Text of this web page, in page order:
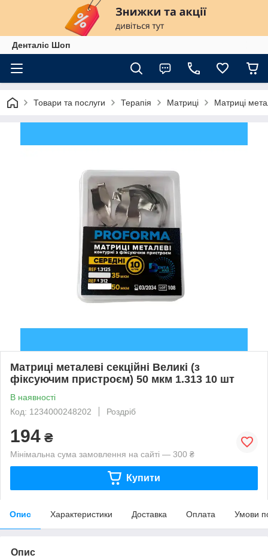
Денталіс Шоп
Товари та послуги Терапія Матриці Матриці
Матриці металеві секційні Великі (з
фіксуючим пристроєм) 50 мкм 1.313 10 шт
В наявності
Код: 1234000248202
Роздріб
194 ₴
Мінімальна сума замовлення на сайті — 300 ₴
Купити
Опис Характеристики Доставка Оплата Умови
Опис